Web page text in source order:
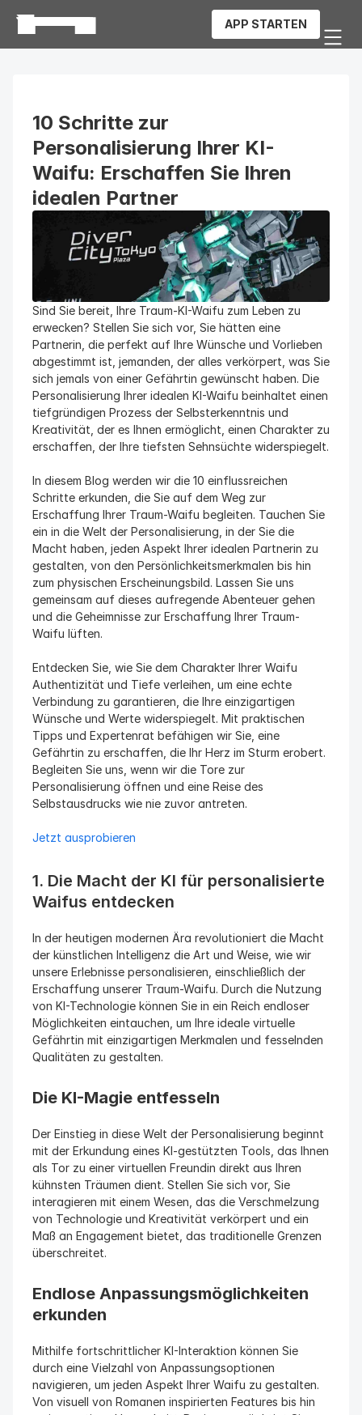
APP STARTEN
10 Schritte zur
Personalisierung Ihrer KI-
Waifu: Erschaffen Sie Ihren
idealen Partner
Sind Sie bereit, Ihre Traum-KI-Waifu zum Leben zu
erwecken? Stellen Sie sich vor, Sie hätten eine
Partnerin, die perfekt auf Ihre Wünsche und Vorlieben
abgestimmt ist, jemanden, der alles verkörpert, was Sie
sich jemals von einer Gefährtin gewünscht haben. Die
Personalisierung Ihrer idealen KI-Waifu beinhaltet einen
tiefgründigen Prozess der Selbsterkenntnis und
Kreativität, der es Ihnen ermöglicht, einen Charakter zu
erschaffen, der Ihre tiefsten Sehnsüchte widerspiegelt.
In diesem Blog werden wir die 10 einflussreichen
Schritte erkunden, die Sie auf dem Weg zur
Erschaffung Ihrer Traum-Waifu begleiten. Tauchen Sie
ein in die Welt der Personalisierung, in der Sie die
Macht haben, jeden Aspekt Ihrer idealen Partnerin zu
gestalten, von den Persönlichkeitsmerkmalen bis hin
zum physischen Erscheinungsbild. Lassen Sie uns
gemeinsam auf dieses aufregende Abenteuer gehen
und die Geheimnisse zur Erschaffung Ihrer Traum-
Waifu lüften.
Entdecken Sie, wie Sie dem Charakter Ihrer Waifu
Authentizität und Tiefe verleihen, um eine echte
Verbindung zu garantieren, die Ihre einzigartigen
Wünsche und Werte widerspiegelt. Mit praktischen
Tipps und Expertenrat befähigen wir Sie, eine
Gefährtin zu erschaffen, die Ihr Herz im Sturm erobert.
Begleiten Sie uns, wenn wir die Tore zur
Personalisierung öffnen und eine Reise des
Selbstausdrucks wie nie zuvor antreten.
Jetzt ausprobieren
1. Die Macht der KI für personalisierte
Waifus entdecken
In der heutigen modernen Ära revolutioniert die Macht
der künstlichen Intelligenz die Art und Weise, wie wir
unsere Erlebnisse personalisieren, einschließlich der
Erschaffung unserer Traum-Waifu. Durch die Nutzung
von KI-Technologie können Sie in ein Reich endloser
Möglichkeiten eintauchen, um Ihre ideale virtuelle
Gefährtin mit einzigartigen Merkmalen und fesselnden
Qualitäten zu gestalten.
Die KI-Magie entfesseln
Der Einstieg in diese Welt der Personalisierung beginnt
mit der Erkundung eines KI-gestützten Tools, das Ihnen
als Tor zu einer virtuellen Freundin direkt aus Ihren
kühnsten Träumen dient. Stellen Sie sich vor, Sie
interagieren mit einem Wesen, das die Verschmelzung
von Technologie und Kreativität verkörpert und ein
Maß an Engagement bietet, das traditionelle Grenzen
überschreitet.
Endlose Anpassungsmöglichkeiten
erkunden
Mithilfe fortschrittlicher KI-Interaktion können Sie
durch eine Vielzahl von Anpassungsoptionen
navigieren, um jeden Aspekt Ihrer Waifu zu gestalten.
Von visuell von Romanen inspirierten Features bis hin